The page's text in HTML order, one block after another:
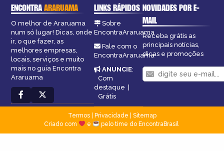
ENCONTRAARARUAMA
O melhor de Araruama
num só lugar! Dicas, onde
ir, o que fazer, as
melhores empresas,
locais, serviços e muito
mais no guia Encontra
Araruama
LINKS RÁPIDOS
Sobre
EncontraAraruama
Fale com o
EncontraAraruama
ANUNCIE:
Com
destaque
Grátis
NOVIDADES POR E-
MAIL
Receba grátis as
principais notícias,
dicas e promoções
Termos| Privacidade
Sitemap
Criado com
e pelo time do EncontraBrasil